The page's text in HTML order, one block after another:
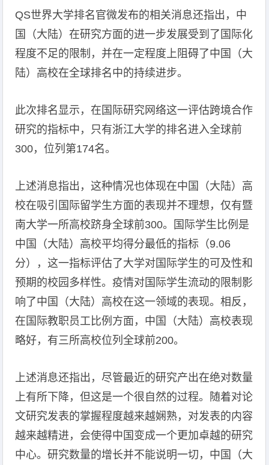
QS世界大学排名官微发布的相关消息还指出，中
国（大陆）在研究方面的进一步发展受到了国际化
程度不足的限制，并在一定程度上阻碍了中国（大
陆）高校在全球排名中的持续进步。
此次排名显示，在国际研究网络这一评估跨境合作
研究的指标中，只有浙江大学的排名进入全球前
300，位列第174名。
上述消息指出，这种情况也体现在中国（大陆）高
校在吸引国际留学生方面的表现并不理想，仅有暨
南大学一所高校跻身全球前300。国际学生比例是
中国（大陆）高校平均得分最低的指标（9.06
分），这一指标评估了大学对国际学生的可及性和
预期的校园多样性。疫情对国际学生流动的限制影
响了中国（大陆）高校在这一领域的表现。相反，
在国际教职员工比例方面，中国（大陆）高校表现
略好，有三所高校位列全球前200。
上述消息还指出，尽管最近的研究产出在绝对数量
上有所下降，但这是一个很自然的过程。随着对论
文研究发表的掌握程度越来越娴熟，对发表的内容
越来越精进，会使得中国变成一个更加卓越的研究
中心。研究数量的增长并不能说明一切，中国（大